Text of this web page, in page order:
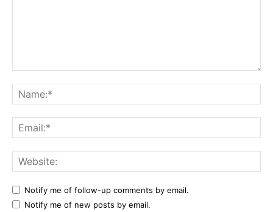
Notify me of follow-up comments by email.
Notify me of new posts by email.